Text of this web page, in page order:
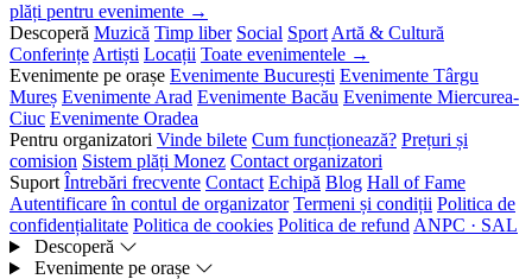
plăți pentru evenimente →
Descoperă Muzică Timp liber Social Sport Artă & Cultură
Conferințe Artiști Locații Toate evenimentele →
Evenimente pe orașe Evenimente București Evenimente Târgu
Mureș Evenimente Arad Evenimente Bacău Evenimente Miercurea-
Ciuc Evenimente Oradea
Pentru organizatori Vinde bilete Cum funcționează? Prețuri și
comision Sistem plăți Monez Contact organizatori
Suport Întrebări frecvente Contact Echipă Blog Hall of Fame
Autentificare în contul de organizator Termeni și condiții Politica de
confidențialitate Politica de cookies Politica de refund ANPC · SAL
Descoperă
Evenimente pe orașe